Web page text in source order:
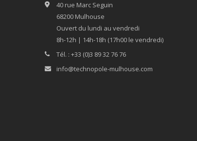
40 rue Marc Seguin
68200 Mulhouse
Ouvert du lundi au vendredi
8h-12h | 14h-18h (17h00 le vendredi)
Tél. : +33 (0)3 89 32 76 76
info@technopole-mulhouse.com